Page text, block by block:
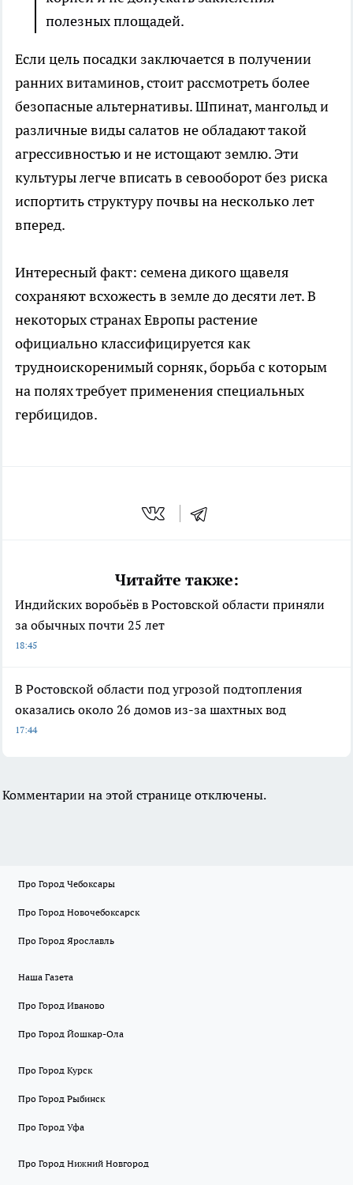
полезных площадей.
Если цель посадки заключается в получении
ранних витаминов, стоит рассмотреть более
безопасные альтернативы. Шпинат, мангольд и
различные виды салатов не обладают такой
агрессивностью и не истощают землю. Эти
культуры легче вписать в севооборот без риска
испортить структуру почвы на несколько лет
вперед.
Интересный факт: семена дикого щавеля
сохраняют всхожесть в земле до десяти лет. В
некоторых странах Европы растение
официально классифицируется как
трудноискоренимый сорняк, борьба с которым
на полях требует применения специальных
гербицидов.
Читайте также:
Индийских воробьёв в Ростовской области приняли
за обычных почти 25 лет
18:45
В Ростовской области под угрозой подтопления
оказались около 26 домов из-за шахтных вод
17:44
Комментарии на этой странице отключены.
Про Город Чебоксары
Про Город Новочебоксарск
Про Город Ярославль
Наша Газета
Про Город Иваново
Про Город Йошкар-Ола
Про Город Курск
Про Город Рыбинск
Про Город Уфа
Про Город Нижний Новгород